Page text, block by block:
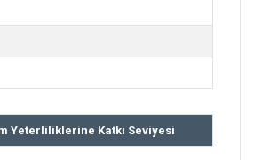
Yeterliliklerine Katkı Seviyesi